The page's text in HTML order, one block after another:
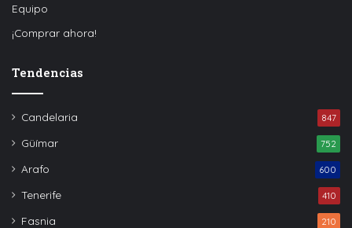
Equipo
¡Comprar ahora!
Tendencias
Candelaria 847
Güímar 752
Arafo 600
Tenerife 410
Fasnia 210